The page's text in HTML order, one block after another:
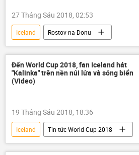
Liên bang Nga
Ả Rập Saudi
Nam Sudan
Tanzania
Cộng hòa Trung Phi
Rwanda
Malawi
Áo Pháp
27 Tháng Sáu 2018, 02:53
Iceland
Rostov-na-Donu
Tin tức World Cup 2018
Giải đấu bóng đá thế giới World Cup 2018
Croatia
World Cup 2018
Đến World Cup 2018, fan Iceland hát
"Kalinka" trên nền núi lửa và sóng biển
(Video)
19 Tháng Sáu 2018, 18:36
Iceland
Tin tức World Cup 2018
Giải đấu bóng đá thế giới World Cup 2018